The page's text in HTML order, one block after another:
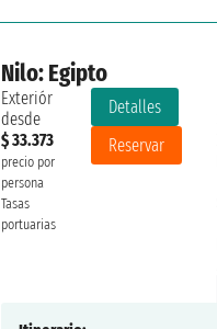
Nilo: Egipto
Exteriór
desde
$ 33.373
precio por
persona
Tasas
portuarias
Detalles
Reservar